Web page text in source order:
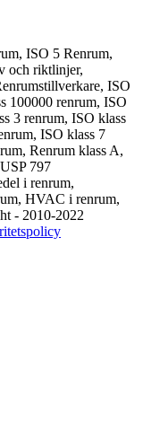
ISO 5 Renrum,
och riktlinjer,
ISO
100000 renrum, ISO
3 renrum, ISO klass
ISO klass 7
Renrum klass A,
797
i renrum,
HVAC i renrum,
- 2010-2022